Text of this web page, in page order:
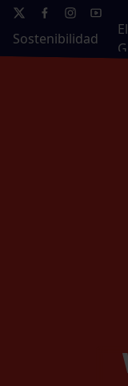
Sostenibilidad
El